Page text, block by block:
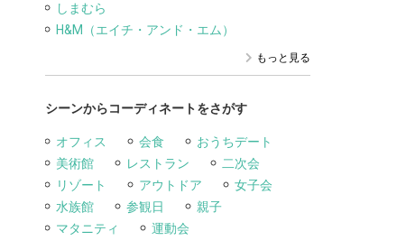
しまむら
H&M（エイチ・アンド・エム）
もっと見る
シーンからコーディネートをさがす
オフィス 会食
おうちデート
美術館
レストラン
二次会
リゾート
アウトドア
女子会
水族館
参観日
親子
マタニティ
運動会